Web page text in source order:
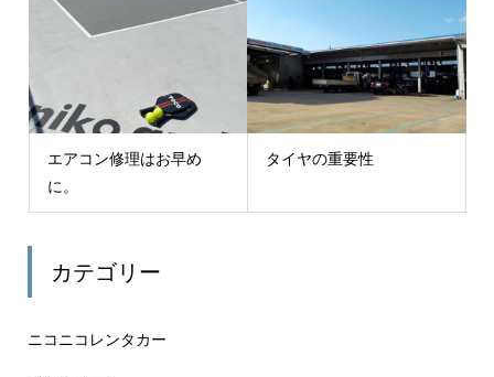
エアコン修理はお早め
に。
タイヤの重要性
カテゴリー
ニコニコレンタカー